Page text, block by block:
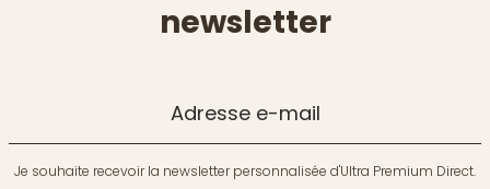
newsletter
Adresse e-mail
Je souhaite recevoir la newsletter personnalisée d'Ultra Premium Direct.